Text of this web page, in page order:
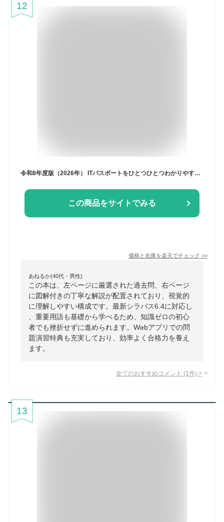
12
令和8年度版（2026年） ITパスポートをひとつひとつわかりやすく。過去問題集 ／ (株)学研プラス［書籍］
この商品をサイトでみる
価格と在庫を楽天でチェック >>
あねるか(40代・男性)
この本は、左ページに厳選された過去問、右ページ
に図解付きの丁寧な解説が配置されており、視覚的
に理解しやすい構成です。最新シラバス6.4に対応し
、重要用語も基礎から学べるため、知識ゼロの初心
者でも挫折せずに進められます。Webアプリでの問
題演習特典も充実しており、効率よく合格力を養え
ます。
全てのおすすめコメント (1 件) >
13